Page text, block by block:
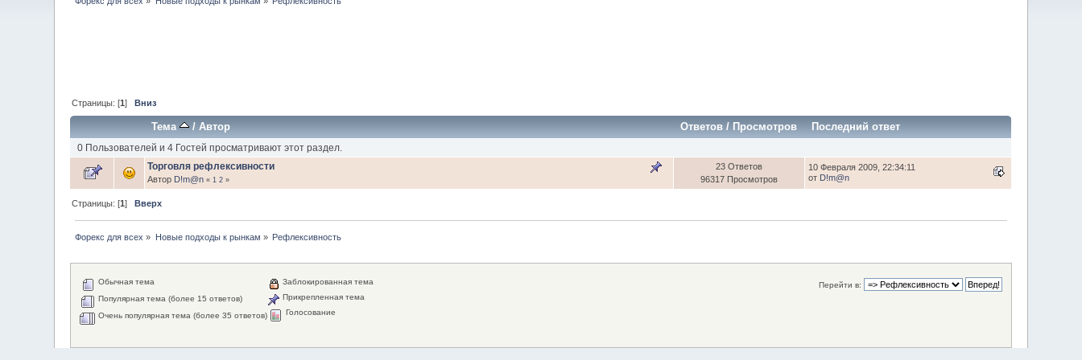
Страницы: [1]Вниз
Тема /Автор Ответов /Просмотров Последний ответ
0 Пользователей и 4 Гостей просматривают этот раздел.
Торговля рефлексивности
Автор D!m@n « 1 2 »
23 Ответов
96317 Просмотров
10 Февраля 2009, 22:34:11
от D!m@n
Страницы: [1]Вверх
Форекс для всех » Новые подходы к рынкам » Рефлексивность
Перейти в:
Обычная тема
Популярная тема (более 15 ответов)
Очень популярная тема (более 35 ответов)
Заблокированная тема
Прикрепленная тема
Голосование